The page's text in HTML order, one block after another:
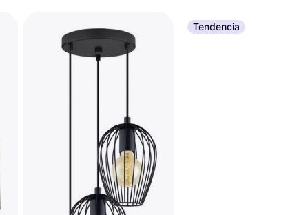
Tendencia